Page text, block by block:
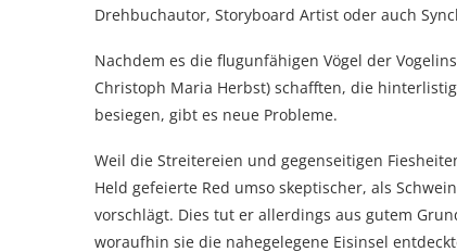
Drehbuchautor, Storyboard Artist oder auch
Nachdem es die flugunfähigen Vögel der
Christoph Maria Herbst) schafften, die
besiegen, gibt es neue Probleme.
Weil die Streitereien und gegenseitigen
Held gefeierte Red umso skeptischer, als
vorschlägt. Dies tut er allerdings aus gutem
woraufhin sie die nahegelegene Eisinsel